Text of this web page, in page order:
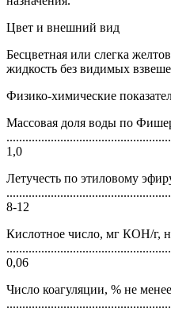
Цвет и внешний вид
Бесцветная или слегка
жидкость без видимых
Физико-химические
Массовая доля воды по
1,0
Летучесть по этиловому
8-12
Кислотное число, мг КОН/г,
0,06
Число коагуляции, % не